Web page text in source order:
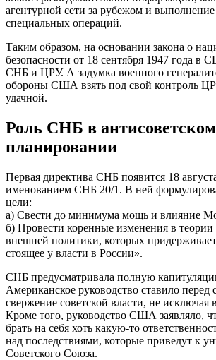
агентурной сети за рубежом и
специальных операций.
Таким образом, на основании закона о
безопасности от 18 сентября 1947 года в
СНБ и ЦРУ. А задумка военного
обороны США взять под свой контроль
удачной.
Роль СНБ в
планировании
Первая директива СНБ появится 18
именованием СНБ 20/1. В ней
цели:
а) Свести до минимума мощь и влияние
б) Провести коренные изменения в теории
внешней политики, которых
стоящее у власти в России».
СНБ предусматривала полную
Американское руководство ставило перед
свержение советской власти, не
Кроме того, руководство США заявляло,
брать на себя хоть какую-то
над последствиями, которые приведут к
Советского Союза.